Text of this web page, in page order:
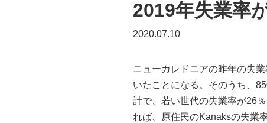
2019年失業率
2020.07.10
ニューカレドニアの昨年の失
いたことになる。そのうち、
計で、若い世代の失業率が26
れば、原住民のKanaksの失業